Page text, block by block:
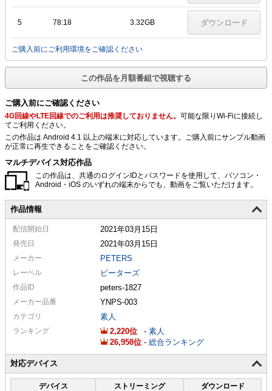
5 78:18 3.32GB ダウンロード
ご購入前にご利用環境をご確認ください
この作品を月額番組で視聴する
ご購入前にご確認ください
4G回線やLTE回線でのご利用は推奨しておりません。 可能な限りWi-Fiに接続し
てご利用ください。
この作品は Android 4.1 以上の端末に対応しています。ご購入前にサンプル動画
が正常に再生できることをご確認ください。
マルチデバイス対応作品
この作品は、共通のログインIDとパスワードを使用して、パソコン・
Android・iOS のいずれの端末からでも、動画をご覧いただけます。
作品情報
配信開始日 2021年03月15日
発売日 2021年03月15日
メーカー PETERS
レーベル ピーターズ
作品ID peters-1827
メーカー品番 YNPS-003
カテゴリ 素人
ランキング 2,220 - 素人
26,958
- 総合ランキング
対応デバイス
デバイス ストリーミング
ダウンロード